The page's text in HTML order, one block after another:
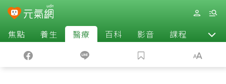
焦點 養生 醫療 百科 影音 課程 退休